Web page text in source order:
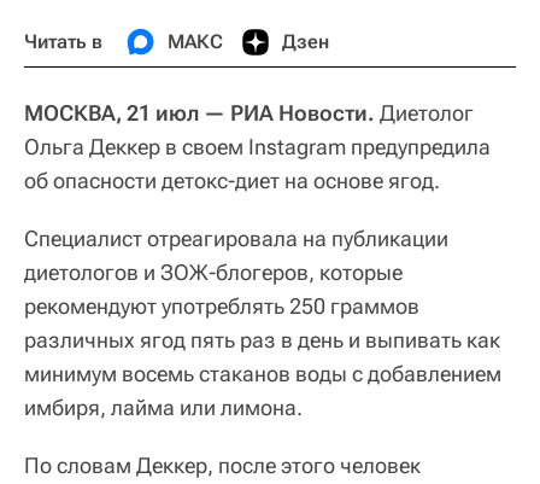
Читать в МАКС Дзен
МОСКВА, 21 июл — РИА Новости. Диетолог
Ольга Деккер в своем Instagram предупредила
об опасности детокс-диет на основе ягод.
Специалист отреагировала на публикации
диетологов и ЗОЖ-блогеров, которые
рекомендуют употреблять 250 граммов
различных ягод пять раз в день и выпивать как
минимум восемь стаканов воды с добавлением
имбиря, лайма или лимона.
По словам Деккер, после этого человек